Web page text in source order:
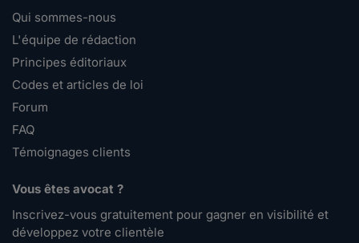
Qui sommes-nous
L'équipe de rédaction
Principes éditoriaux
Codes et articles de loi
Forum
FAQ
Témoignages clients
Vous êtes avocat ?
Inscrivez-vous gratuitement pour gagner en visibilité et
développez votre clientèle